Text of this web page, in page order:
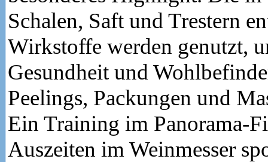
Schalen, Saft und Trestern
Wirkstoffe werden genutzt,
Gesundheit und
Peelings, Packungen und
Ein Training im Panorama-
Auszeiten im Weinmesser